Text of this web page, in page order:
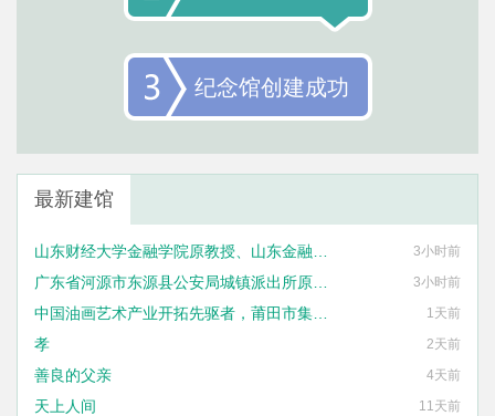
纪念馆创建成功
最新建馆
3小时前
3小时前
1天前
孝 2天前
善良的父亲 4天前
天上人间 11天前